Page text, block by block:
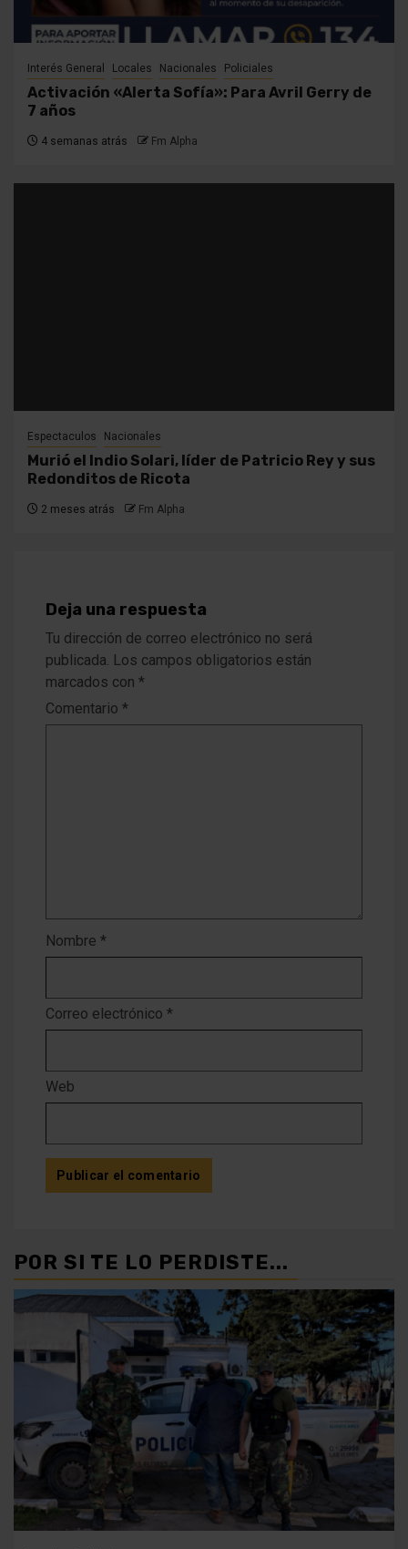
Interés General Locales Nacionales Policiales
Activación «Alerta Sofía»: Para Avril Gerry de
7 años
4 semanas atrás Fm Alpha
Espectaculos Nacionales
Murió el Indio Solari, líder de Patricio Rey y sus
Redonditos de Ricota
2 meses atrás Fm Alpha
Deja una respuesta
Tu dirección de correo electrónico no será
publicada. Los campos obligatorios están
marcados con *
Comentario *
Nombre *
Correo electrónico *
Web
POR SI TE LO PERDISTE...